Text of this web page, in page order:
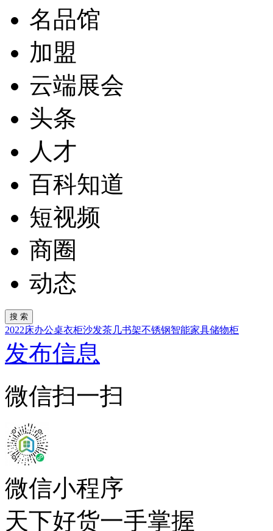
名品馆
加盟
云端展会
头条
人才
百科知道
短视频
商圈
动态
2022床办公桌衣柜沙发茶几书架不锈钢智能家具储物柜
发布信息
微信扫一扫
微信小程序
天下好货一手掌握